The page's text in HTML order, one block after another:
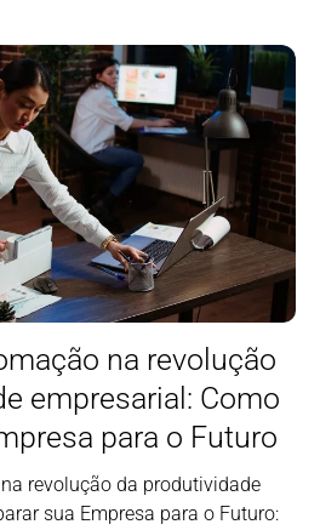
na revolução
empresarial: Como
para o Futuro
revolução da produtividade
sua Empresa para o Futuro: